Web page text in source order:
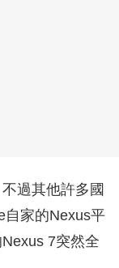
過其他許多國
自家的Nexus平
7突然全